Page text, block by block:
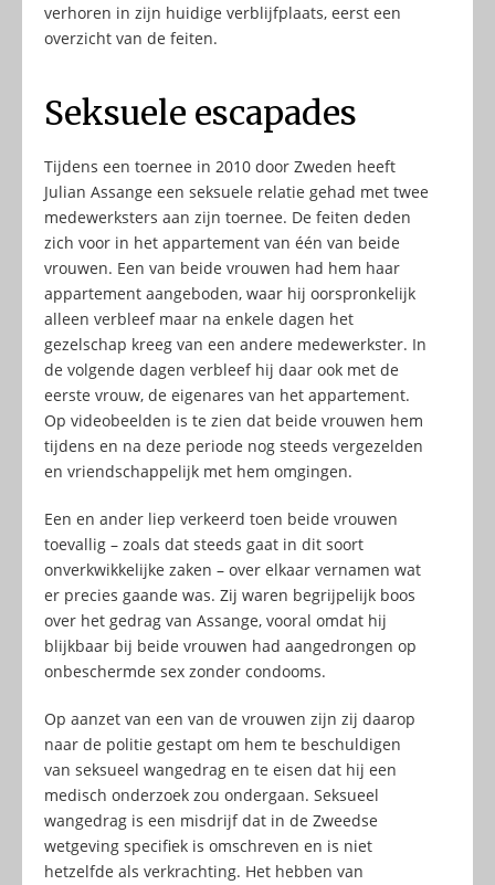
verhoren in zijn huidige verblijfplaats, eerst een
overzicht van de feiten.
Seksuele escapades
Tijdens een toernee in 2010 door Zweden heeft
Julian Assange een seksuele relatie gehad met twee
medewerksters aan zijn toernee. De feiten deden
zich voor in het appartement van één van beide
vrouwen. Een van beide vrouwen had hem haar
appartement aangeboden, waar hij oorspronkelijk
alleen verbleef maar na enkele dagen het
gezelschap kreeg van een andere medewerkster. In
de volgende dagen verbleef hij daar ook met de
eerste vrouw, de eigenares van het appartement.
Op videobeelden is te zien dat beide vrouwen hem
tijdens en na deze periode nog steeds vergezelden
en vriendschappelijk met hem omgingen.
Een en ander liep verkeerd toen beide vrouwen
toevallig – zoals dat steeds gaat in dit soort
onverkwikkelijke zaken – over elkaar vernamen wat
er precies gaande was. Zij waren begrijpelijk boos
over het gedrag van Assange, vooral omdat hij
blijkbaar bij beide vrouwen had aangedrongen op
onbeschermde sex zonder condooms.
Op aanzet van een van de vrouwen zijn zij daarop
naar de politie gestapt om hem te beschuldigen
van seksueel wangedrag en te eisen dat hij een
medisch onderzoek zou ondergaan. Seksueel
wangedrag is een misdrijf dat in de Zweedse
wetgeving specifiek is omschreven en is niet
hetzelfde als verkrachting. Het hebben van